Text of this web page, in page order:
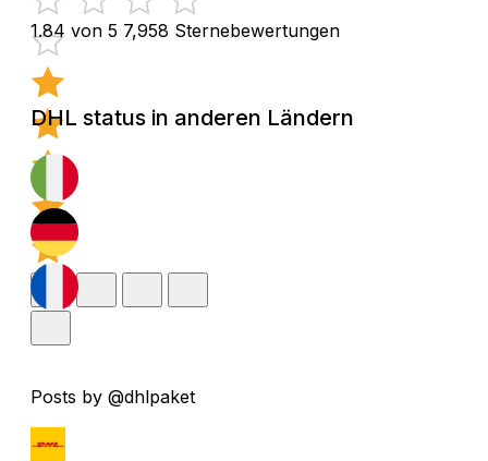
1.84 von 5 7,958 Sternebewertungen
DHL status in anderen Ländern
Posts by @dhlpaket